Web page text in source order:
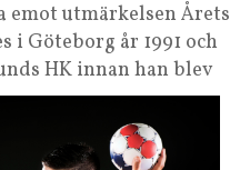
emot utmärkelsen Årets
i Göteborg år 1991 och
HK innan han blev